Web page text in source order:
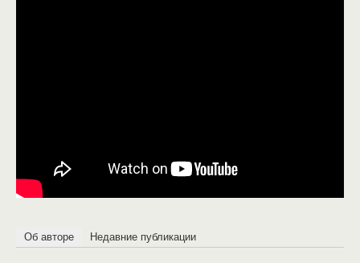
Об авторе Недавние публикации